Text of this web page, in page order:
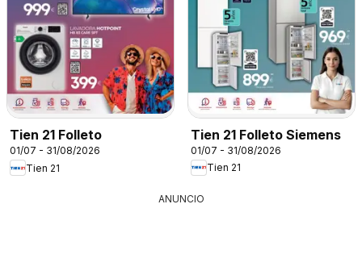
Tien 21 Folleto
01/07 - 31/08/2026
Tien 21
Tien 21 Folleto Siemens
01/07 - 31/08/2026
Tien 21
ANUNCIO